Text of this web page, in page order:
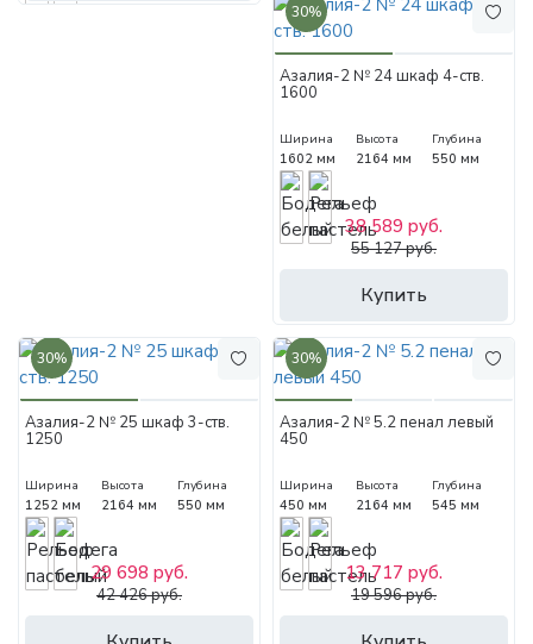
30%
Азалия-2 № 24 шкаф 4-ств.
1600
Ширина
1602 мм
Высота
2164 мм
Глубина
550 мм
Купить
38 589 руб.
55 127 руб.
30%
Азалия-2 № 25 шкаф 3-ств.
1250
Ширина
1252 мм
Высота
2164 мм
Глубина
550 мм
29 698 руб.
42 426 руб.
30%
Азалия-2 № 5.2 пенал левый
450
Ширина
450 мм
Высота
2164 мм
Глубина
545 мм
13 717 руб.
19 596 руб.